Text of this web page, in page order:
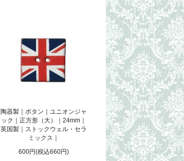
陶器製｜ボタン｜ユニオンジャ
ック｜正方形（大）｜24mm｜
英国製｜ストックウェル・セラ
ミックス｜
600円(税込660円)